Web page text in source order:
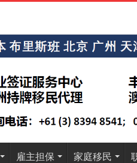
雇主担保 家庭移民